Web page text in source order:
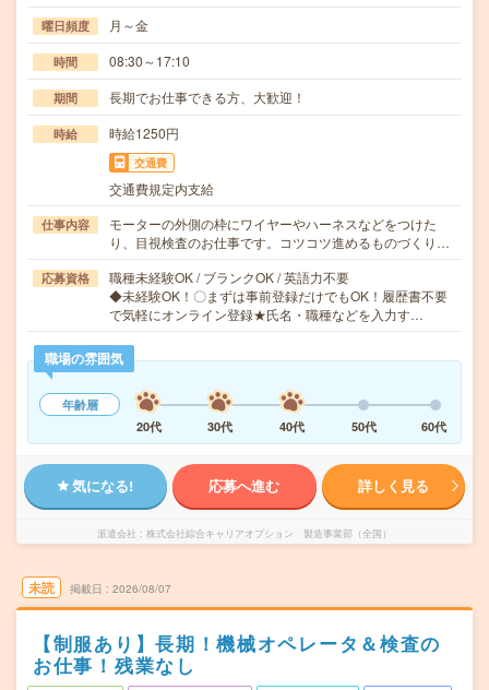
曜日頻度 月～金
時間 08:30～17:10
期間 長期でお仕事できる方、大歓迎！
時給 時給1250円
交通費
交通費規定内支給
仕事内容
モーターの外側の枠にワイヤーやハーネスなどをつけた
り、目視検査のお仕事です。コツコツ進めるものづくり…
応募資格
職種未経験OK / ブランクOK / 英語力不要
◆未経験OK！〇まずは事前登録だけでもOK！履歴書不要
で気軽にオンライン登録★氏名・職種などを入力す…
職場の雰囲気
年齢層
20代
30代 40代 50代 60代
気になる! 応募へ進む 詳しく見る
派遣会社 株式会社綜合キャリアオプション 製造事業部（全国）
未読 掲載日 2026/08/07
【制服あり】長期！機械オペレータ＆検査の
お仕事！残業なし